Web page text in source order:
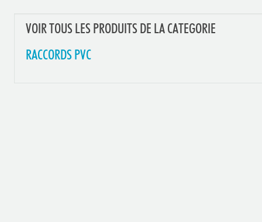
VOIR TOUS LES PRODUITS DE LA CATEGORIE
RACCORDS PVC